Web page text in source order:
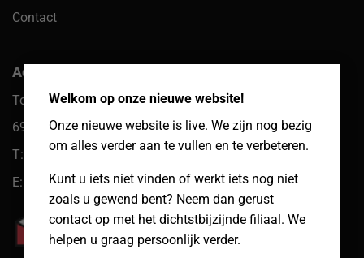
Welkom op onze nieuwe website!
Onze nieuwe website is live. We zijn nog bezig
om alles verder aan te vullen en te verbeteren.
Kunt u iets niet vinden of werkt iets nog niet
zoals u gewend bent? Neem dan gerust
contact op met het dichtstbijzijnde filiaal. We
helpen u graag persoonlijk verder.
Contact
Adres hoofdkantoor
Toekomst 10
6921 PW Duiven
T: 085 066 61 39
E: klantenservice@packcenter.nl